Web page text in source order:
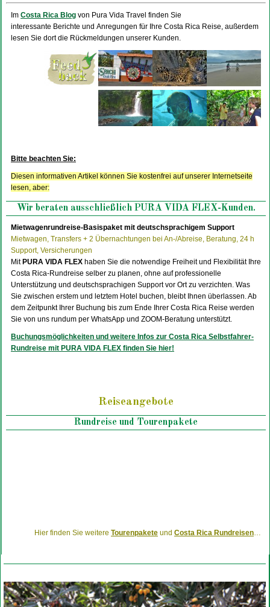
Im Costa Rica Blog von Pura Vida Travel finden Sie
interessante Berichte und Anregungen für Ihre Costa Rica Reise, außerdem
lesen Sie dort die Rückmeldungen unserer Kunden.
Bitte beachten Sie:
Diesen informativen Artikel können Sie kostenfrei auf unserer Internetseite
lesen, aber:
Wir beraten ausschließlich PURA VIDA FLEX-Kunden.
Mietwagenrundreise-Basispaket mit deutschsprachigem Support
Mietwagen, Transfers + 2 Übernachtungen bei An-/Abreise, Beratung, 24 h
Support, Versicherungen
Mit PURA VIDA FLEX haben Sie die notwendige Freiheit und Flexibilität Ihre
Costa Rica-Rundreise selber zu planen, ohne auf professionelle
Unterstützung und deutschsprachigen Support vor Ort zu verzichten. Was
Sie zwischen erstem und letztem Hotel buchen, bleibt Ihnen überlassen. Ab
dem Zeitpunkt Ihrer Buchung bis zum Ende Ihrer Costa Rica Reise werden
Sie von uns rundum per WhatsApp und ZOOM-Beratung unterstützt.
Buchungsmöglichkeiten und weitere Infos zur Costa Rica Selbstfahrer-
Rundreise mit PURA VIDA FLEX finden Sie hier!
Reiseangebote
Rundreise und Tourenpakete
Hier finden Sie weitere Tourenpakete und Costa Rica Rundreisen…